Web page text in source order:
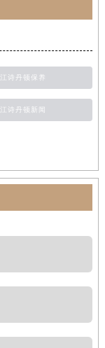
江诗丹顿保养
江诗丹顿新闻